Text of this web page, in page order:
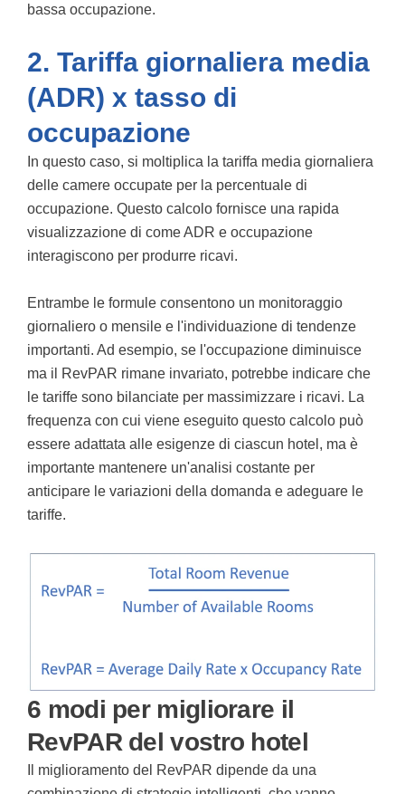
bassa occupazione.
2. Tariffa giornaliera media
(ADR) x tasso di
occupazione
In questo caso, si moltiplica la tariffa media giornaliera
delle camere occupate per la percentuale di
occupazione. Questo calcolo fornisce una rapida
visualizzazione di come ADR e occupazione
interagiscono per produrre ricavi.
Entrambe le formule consentono un monitoraggio
giornaliero o mensile e l'individuazione di tendenze
importanti. Ad esempio, se l'occupazione diminuisce
ma il RevPAR rimane invariato, potrebbe indicare che
le tariffe sono bilanciate per massimizzare i ricavi. La
frequenza con cui viene eseguito questo calcolo può
essere adattata alle esigenze di ciascun hotel, ma è
importante mantenere un'analisi costante per
anticipare le variazioni della domanda e adeguare le
tariffe.
6 modi per migliorare il
RevPAR del vostro hotel
Il miglioramento del RevPAR dipende da una